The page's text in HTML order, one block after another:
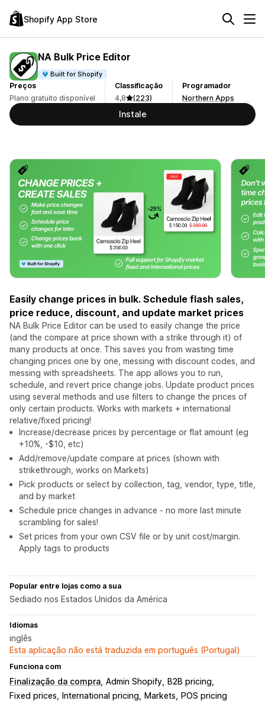
Shopify App Store
NA Bulk Price Editor
Built for Shopify
Preços
Plano gratuito disponível
Classificação
4,8
(223)
Programador
Northern Apps
Instale
Easily change prices in bulk. Schedule flash sales,
price reduce, discount, and update market prices
NA Bulk Price Editor can be used to easily change the price
(and the compare at price shown with a strike through it) of
many products at once. This saves you from wasting time
changing prices one by one, messing with discount codes, and
messing with spreadsheets. The app allows you to run,
schedule, and revert price change jobs. Update product prices
using several methods and use filters to change the prices of
only certain products. Works with markets + international
relative/fixed pricing!
Increase/decrease prices by percentage or flat amount (eg
+10%, -$10, etc)
Add/remove/update compare at prices (shown with
strikethrough, works on Markets)
Pick products or select by collection, tag, vendor, type, title,
and by market
Schedule price changes in advance - no more last minute
scrambling for sales!
Set prices from your own CSV file or by unit cost/margin.
Apply tags to products
Popular entre lojas como a sua
Sediado nos Estados Unidos da América
Idiomas
inglês
Esta aplicação não está traduzida em português (Portugal)
Funciona com
Finalização da compra Admin Shopify
B2B pricing
Fixed prices
International pricing Markets POS pricing